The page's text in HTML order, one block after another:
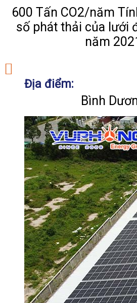
600 Tấn CO2/năm
số phát thải của lưới
năm
Địa điểm:
Bình